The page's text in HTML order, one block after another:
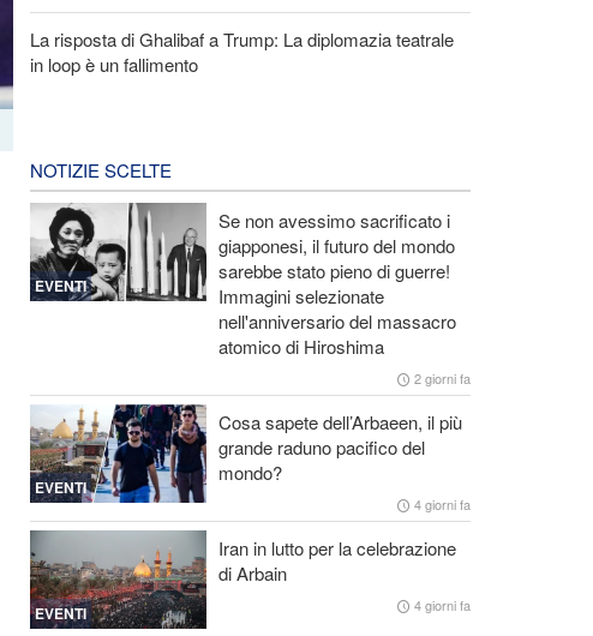
La risposta di Ghalibaf a Trump: La diplomazia teatrale
in loop è un fallimento
NOTIZIE SCELTE
EVENTI
Se non avessimo sacrificato i
giapponesi, il futuro del mondo
sarebbe stato pieno di guerre!
Immagini selezionate
nell'anniversario del massacro
atomico di Hiroshima
2 giorni fa
EVENTI
Cosa sapete dell’Arbaeen, il più
grande raduno pacifico del
mondo?
4 giorni fa
EVENTI
Iran in lutto per la celebrazione
di Arbain
4 giorni fa